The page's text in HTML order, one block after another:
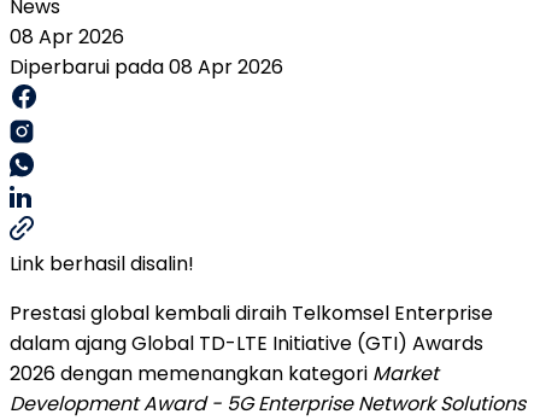
News
08 Apr 2026
Diperbarui pada 08 Apr 2026
Link berhasil disalin!
Prestasi global kembali diraih Telkomsel Enterprise
dalam ajang Global TD-LTE Initiative (GTI) Awards
2026 dengan memenangkan kategori Market
Development Award - 5G Enterprise Network Solutions